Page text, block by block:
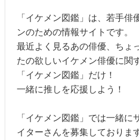
「イケメン図鑑」は、若手
ンのための情報サイトです。
最近よく見るあの俳優、ちょ
たの欲しいイケメン俳優に関
「イケメン図鑑」だけ！
一緒に推しを応援しよう！
「イケメン図鑑」では一緒
イターさんを募集しておりま